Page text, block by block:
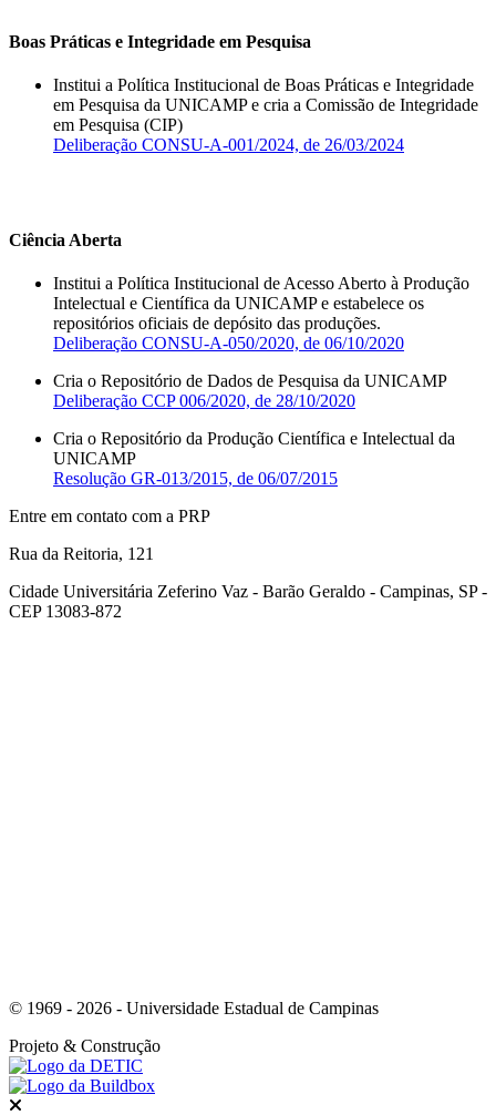
Boas Práticas e Integridade em Pesquisa
Institui a Política Institucional de Boas Práticas e Integridade
em Pesquisa da UNICAMP e cria a Comissão de Integridade
em Pesquisa (CIP)
Deliberação CONSU-A-001/2024, de 26/03/2024
Ciência Aberta
Institui a Política Institucional de Acesso Aberto à Produção
Intelectual e Científica da UNICAMP e estabelece os
repositórios oficiais de depósito das produções.
Deliberação CONSU-A-050/2020, de 06/10/2020
Cria o Repositório de Dados de Pesquisa da UNICAMP
Deliberação CCP 006/2020, de 28/10/2020
Cria o Repositório da Produção Científica e Intelectual da
UNICAMP
Resolução GR-013/2015, de 06/07/2015
Entre em contato com a PRP
Rua da Reitoria, 121
Cidade Universitária Zeferino Vaz - Barão Geraldo - Campinas, SP -
CEP 13083-872
© 1969 - 2026 - Universidade Estadual de Campinas
Projeto & Construção